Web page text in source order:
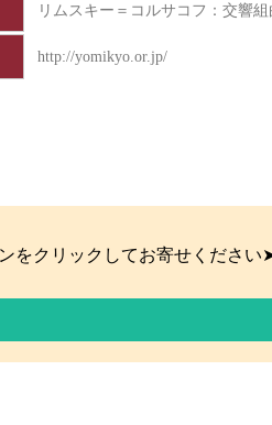
リムスキー＝コルサコフ：交響
http://yomikyo.or.jp/
をクリックしてお寄せください